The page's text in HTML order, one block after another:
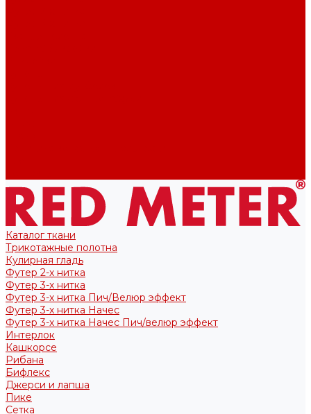
Каталог ткани
Трикотажные полотна
Кулирная гладь
Футер 2-х нитка
Футер 3-х нитка
Футер 3-х нитка Пич/Велюр эффект
Футер 3-х нитка Начес
Футер 3-х нитка Начес Пич/велюр эффект
Интерлок
Кашкорсе
Рибана
Бифлекс
Джерси и лапша
Пике
Сетка